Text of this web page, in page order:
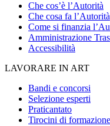
Che cos’è l’Autorità
Che cosa fa l’Autorità
Come si finanzia
Amministrazione
Accessibilità
LAVORARE IN ART
Bandi e concorsi
Selezione esperti
Praticantato
Tirocini di formazione